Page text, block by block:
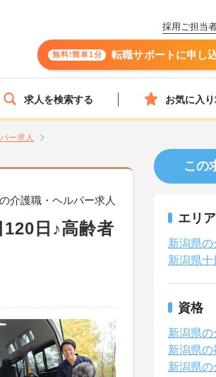
採用ご担当
無料!簡単1分 転職サポートに申し
求人を検索する お気に入り
ー求人
の介護職・ヘルパー求人
日♪高齢者
この
エリア
新潟県の
新潟県十
資格
新潟県の
新潟県の
新潟県